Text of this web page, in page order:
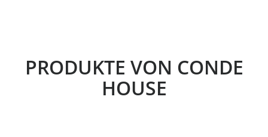
PRODUKTE VON CONDE
HOUSE